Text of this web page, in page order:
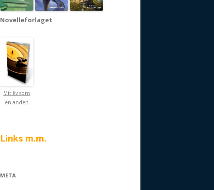
Novelleforlaget
Mit liv som
en anden
Links m.m.
META